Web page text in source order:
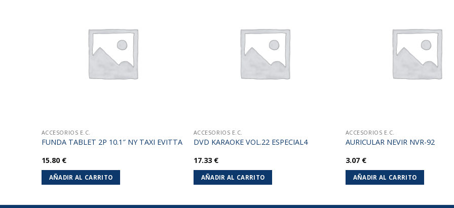
ACCESORIOS E.C.
FUNDA TABLET 2P 10.1″ NY TAXI EVITTA
15.80 €
AÑADIR AL CARRITO
ACCESORIOS E.C.
DVD KARAOKE VOL.22 ESPECIAL4
17.33 €
AÑADIR AL CARRITO
ACCESORIOS E.C.
AURICULAR NEVIR NVR-92
3.07 €
AÑADIR AL CARRITO